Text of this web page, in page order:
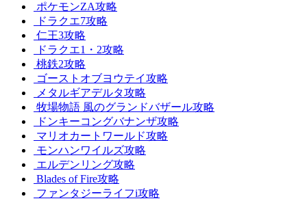
ポケモンZA攻略
ドラクエ7攻略
仁王3攻略
ドラクエ1・2攻略
桃鉄2攻略
ゴーストオブヨウテイ攻略
メタルギアデルタ攻略
牧場物語 風のグランドバザール攻略
ドンキーコングバナンザ攻略
マリオカートワールド攻略
モンハンワイルズ攻略
エルデンリング攻略
Blades of Fire攻略
ファンタジーライフi攻略